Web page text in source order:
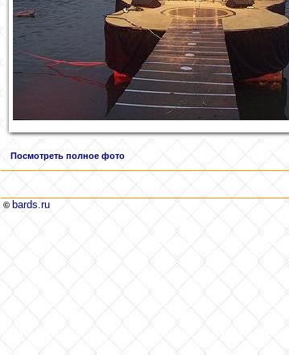
Посмотреть полное фото
© bards.ru